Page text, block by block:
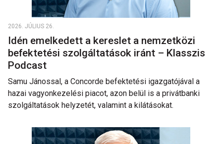
2026. JÚLIUS 26.
Idén emelkedett a kereslet a nemzetközi
befektetési szolgáltatások iránt – Klasszis
Podcast
Samu Jánossal, a Concorde befektetési igazgatójával a
hazai vagyonkezelési piacot, azon belül is a privátbanki
szolgáltatások helyzetét, valamint a kilátásokat.